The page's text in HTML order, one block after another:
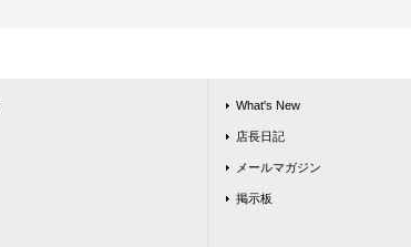
What's New
店長日記
メールマガジン
掲示板